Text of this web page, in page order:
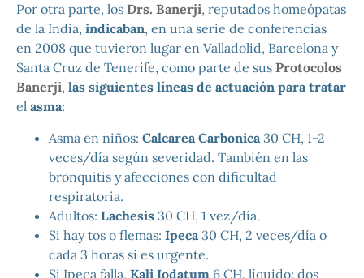
Por otra parte, los Drs. Banerji, reputados homeópatas
de la India, indicaban, en una serie de conferencias
en 2008 que tuvieron lugar en Valladolid, Barcelona y
Santa Cruz de Tenerife, como parte de sus Protocolos
Banerji, las siguientes líneas de actuación para tratar
el asma:
Asma en niños: Calcarea Carbonica 30 CH, 1-2
veces/día según severidad. También en las
bronquitis y afecciones con dificultad
respiratoria.
Adultos: Lachesis 30 CH, 1 vez/día.
Si hay tos o flemas: Ipeca 30 CH, 2 veces/día o
cada 3 horas si es urgente.
Si Ipeca falla, Kali Iodatum 6 CH, líquido: dos